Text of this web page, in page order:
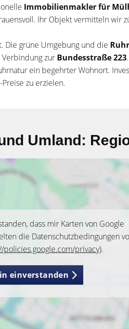
Immobilienmakler für
Ihr Objekt vermitteln wir
Die grüne Umgebung und die Ruhr
zur Bundesstraße 223
ein begehrter Wohnort.
zu erzielen.
Umland:
dass mir Karten von Google
die Datenschutzbedingungen
policies.google.com/privacy).
einverstanden